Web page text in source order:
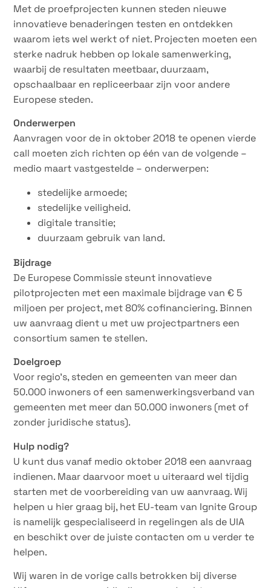
Met de proefprojecten kunnen steden nieuwe
innovatieve benaderingen testen en ontdekken
waarom iets wel werkt of niet. Projecten moeten een
sterke nadruk hebben op lokale samenwerking,
waarbij de resultaten meetbaar, duurzaam,
opschaalbaar en repliceerbaar zijn voor andere
Europese steden.
Onderwerpen
Aanvragen voor de in oktober 2018 te openen vierde
call moeten zich richten op één van de volgende –
medio maart vastgestelde – onderwerpen:
​stedelijke armoede;
stedelijke veiligheid.
digitale transitie;
duurzaam gebruik van land.
Bijdrage
De Europese Commissie steunt innovatieve
pilotprojecten met een maximale bijdrage van € 5
miljoen per project, met 80% cofinanciering. Binnen
uw aanvraag dient u met uw projectpartners een
consortium samen te stellen.
Doelgroep
Voor regio’s, steden en gemeenten van meer dan
50.000 inwoners of een samenwerkingsverband van
gemeenten met meer dan 50.000 inwoners (met of
zonder juridische status).
Hulp nodig?
U kunt dus vanaf medio oktober 2018 een aanvraag
indienen. Maar daarvoor moet u uiteraard wel tijdig
starten met de voorbereiding van uw aanvraag. Wij
helpen u hier graag bij, het EU-team van Ignite Group
is namelijk gespecialiseerd in regelingen als de UIA
en beschikt over de juiste contacten om u verder te
helpen.
Wij waren in de vorige calls betrokken bij diverse